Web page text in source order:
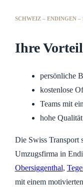
SCHWEIZ – ENDINGEN –
Ihre
persönliche
kostenlose
Teams mit
hohe
Die Swiss Transport
Umzugsfirma in
Obersiggenthal,
mit einem